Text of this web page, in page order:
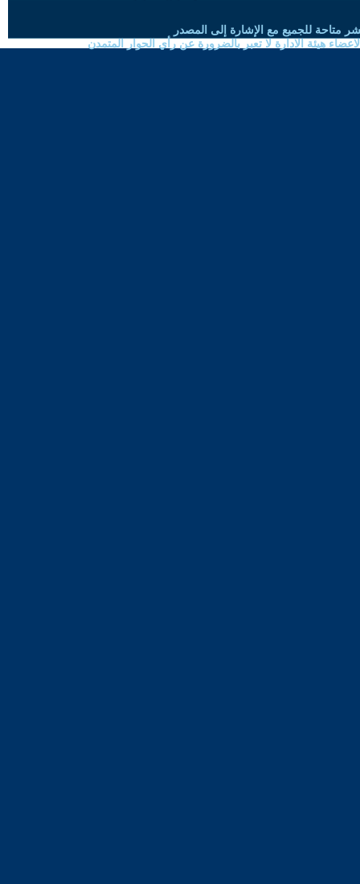
متاحة للجميع مع الإشارة إلى المصدر
هيئة الادارة لا تعبر بالضرورة عن رأي الحوار المتمدن